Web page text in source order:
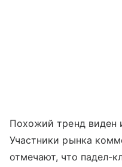
Похожий тренд виден
Участники рынка
отмечают, что падел-